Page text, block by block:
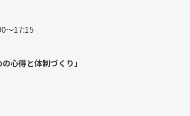
～17:15
心得と体制づくり」